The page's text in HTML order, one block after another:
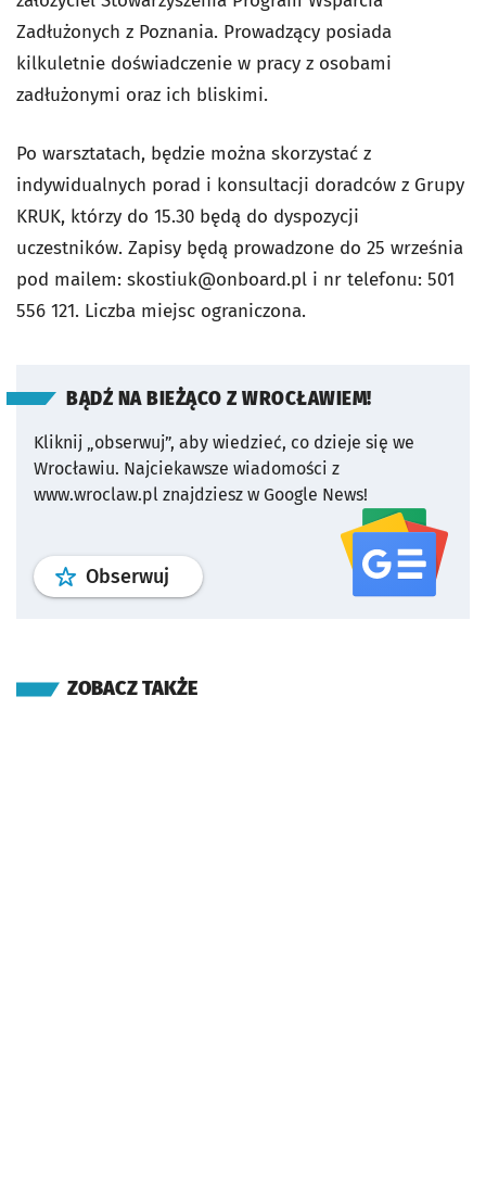
Zadłużonych z Poznania. Prowadzący posiada
kilkuletnie doświadczenie w pracy z osobami
zadłużonymi oraz ich bliskimi.
Po warsztatach, będzie można skorzystać z
indywidualnych porad i konsultacji doradców z Grupy
KRUK, którzy do 15.30 będą do dyspozycji
uczestników. Zapisy będą prowadzone do 25 września
pod mailem: skostiuk@onboard.pl i nr telefonu: 501
556 121. Liczba miejsc ograniczona.
BĄDŹ NA BIEŻĄCO Z WROCŁAWIEM!
Kliknij „obserwuj”, aby wiedzieć, co dzieje się we
Wrocławiu. Najciekawsze wiadomości z
www.wroclaw.pl znajdziesz w Google News!
Obserwuj profil serwisu
ZOBACZ TAKŻE